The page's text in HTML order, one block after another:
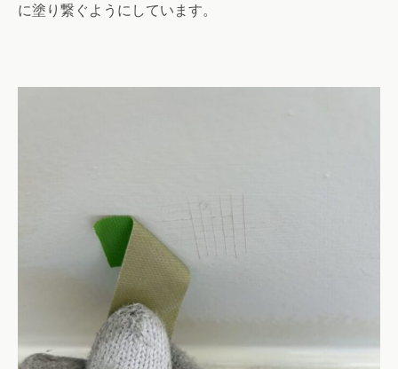
に塗り繋ぐようにしています。